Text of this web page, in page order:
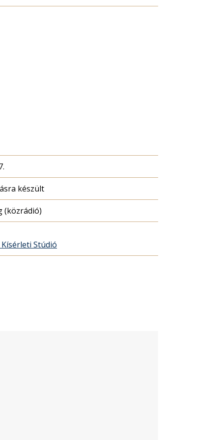
készült
(közrádió)
Stúdió